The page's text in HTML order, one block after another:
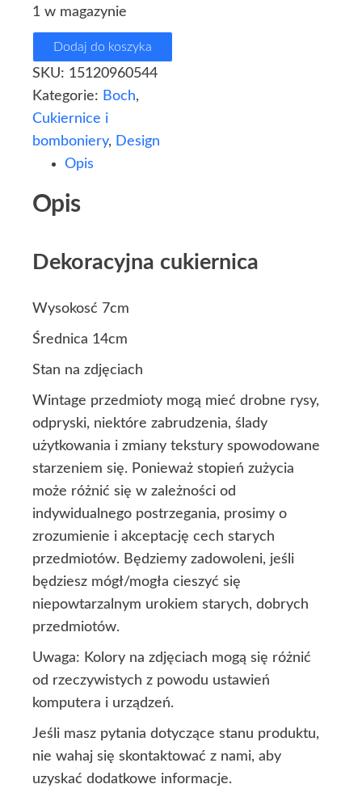
1 w magazynie
Dodaj do koszyka
SKU: 15120960544
Kategorie: Boch,
Cukiernice i
bomboniery, Design
Opis
Opis
Dekoracyjna cukiernica
Wysokosć 7cm
Średnica 14cm
Stan na zdjęciach
Wintage przedmioty mogą mieć drobne rysy,
odpryski, niektóre zabrudzenia, ślady
użytkowania i zmiany tekstury spowodowane
starzeniem się. Ponieważ stopień zużycia
może różnić się w zależności od
indywidualnego postrzegania, prosimy o
zrozumienie i akceptację cech starych
przedmiotów. Będziemy zadowoleni, jeśli
będziesz mógł/mogła cieszyć się
niepowtarzalnym urokiem starych, dobrych
przedmiotów.
Uwaga: Kolory na zdjęciach mogą się różnić
od rzeczywistych z powodu ustawień
komputera i urządzeń.
Jeśli masz pytania dotyczące stanu produktu,
nie wahaj się skontaktować z nami, aby
uzyskać dodatkowe informacje.